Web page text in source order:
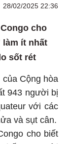
28/02/2025 22:36
cho
làm ít nhất
sốt rét
Cộng hòa
943 người bị
với các
và sụt cân.
cho biết